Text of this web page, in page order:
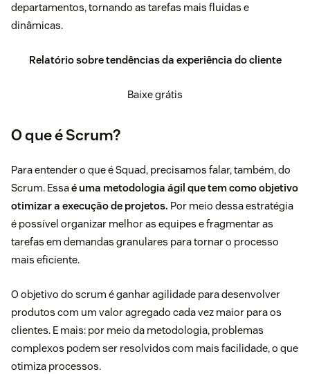
departamentos, tornando as tarefas mais fluidas e
dinâmicas.
Relatório sobre tendências da experiência do cliente
Baixe grátis
O que é Scrum?
Para entender o que é Squad, precisamos falar, também, do
Scrum. Essaé uma metodologia ágil que tem como objetivo
otimizar a execução de projetos. Por meio dessa estratégia
é possível organizar melhor as equipes e fragmentar as
tarefas em demandas granulares para tornar o processo
mais eficiente.
O objetivo do scrum é ganhar agilidade para desenvolver
produtos com um valor agregado cada vez maior para os
clientes. E mais: por meio da metodologia, problemas
complexos podem ser resolvidos com mais facilidade, o que
otimiza processos.